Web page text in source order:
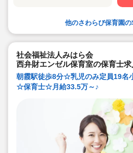
他のさわらび保育園の
社会福祉法人みはら会
西弁財エンゼル保育室の保育士求
朝霞駅徒歩8分☆乳児のみ定員19
☆保育士☆月給33.5万～♪